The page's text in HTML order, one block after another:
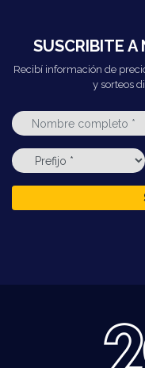
SUSCRIBITE A
Recibí información de
y sorteos